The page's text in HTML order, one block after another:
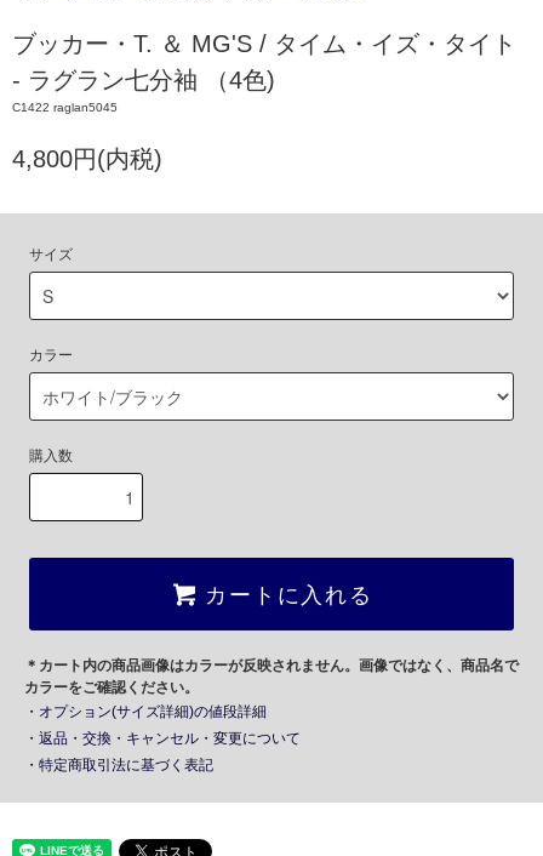
ブッカー・T. ＆ MG'S / タイム・イズ・タイト
- ラグラン七分袖 （4色)
C1422 raglan5045
4,800円(内税)
サイズ
カラー
購入数
カートに入れる
＊カート内の商品画像はカラーが反映されません。画像ではなく、商品名で
カラーをご確認ください。
・オプション(サイズ詳細)の値段詳細
・返品・交換・キャンセル・変更について
・特定商取引法に基づく表記